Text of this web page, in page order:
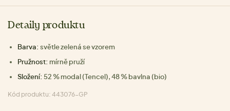
Detaily produktu
Barva: světle zelená se vzorem
Pružnost: mírně pruží
Složení: 52 % modal (Tencel), 48 % bavlna (bio)
Kód produktu: 443076-GP